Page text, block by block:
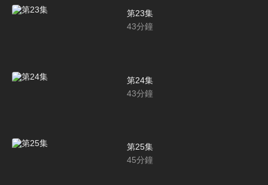
第23集
43分鐘
第24集
43分鐘
第25集
45分鐘